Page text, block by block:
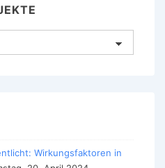
Wirkungsfaktoren in